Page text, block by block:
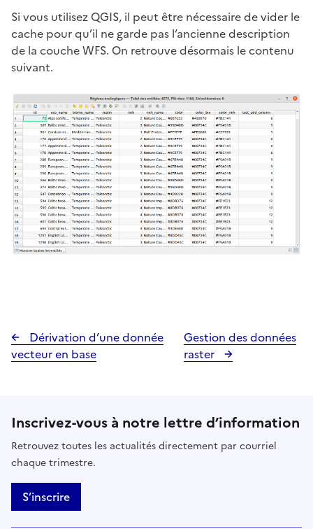
Si vous utilisez QGIS, il peut être nécessaire de vider le
cache pour qu’il ne garde pas l’ancienne description
de la couche WFS. On retrouve désormais le contenu
suivant.
Dérivation d’une donnée
vecteur en base
Gestion des données
raster
Inscrivez-vous à notre lettre d’information
Retrouvez toutes les actualités directement par courriel
chaque trimestre.
S’inscrire